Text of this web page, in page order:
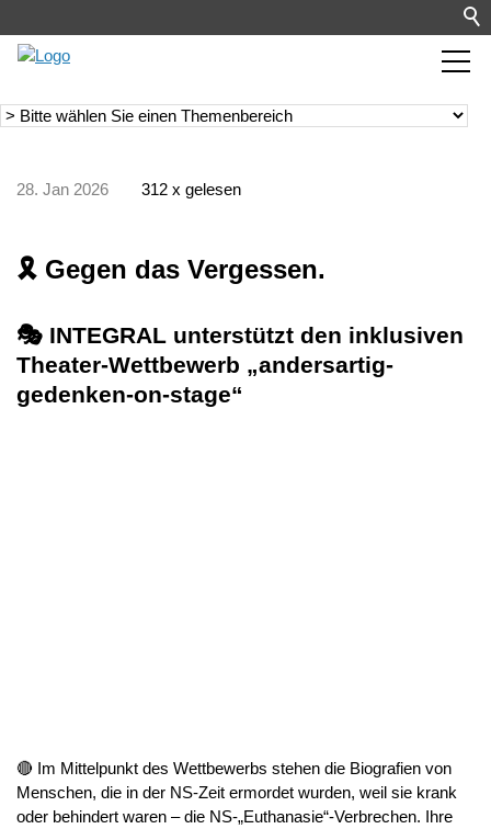
28. Jan 2026 312 x gelesen
🎗️ Gegen das Vergessen.
🎭 INTEGRAL unterstützt den inklusiven
Theater-Wettbewerb „andersartig-
gedenken-on-stage“
🔴 Im Mittelpunkt des Wettbewerbs stehen die Biografien von
Menschen, die in der NS-Zeit ermordet wurden, weil sie krank
oder behindert waren – die NS-„Euthanasie“-Verbrechen. Ihre